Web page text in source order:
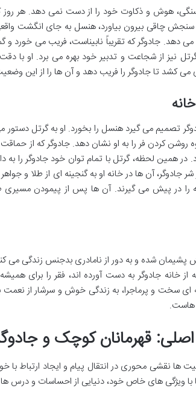
هوش و ذکاوت خود را از دست نمی دهد. هر روز که
چاقی بیرون بیاورد، هنسل به جای انگشت
دهد. جادوگر که تقریباً نابیناست، فریب می خورد و
نیز از شجاعت و تدبیر خود بهره می برد. او با
می کشد تا جادوگر را فریب دهد و آن ها را از این
تصمیم می گیرد هنسل را بخورد. او به گرتل دستور
روشن کردن فر را به او نشان دهد. جادوگر که از
در همین لحظه، گرتل با تمام توان خود جادوگر
آن ها در خانه او به گنجینه ای از طلا و
را در پیش می گیرند. آن ها پس از پیمودن مسیری
پشیمان شده و به دور از نامادری بدجنس زندگی
از خانه جادوگر به دست آورده اند، فقر را برای
سخت و پرماجرا، به زندگی خوش و سرشار از نعمت
هاست.
قهرمانان کوچک و
نقشی محوری در انتقال پیام و ایجاد ارتباط با
ویژگی های خاص خود، دنیایی از احساسات و درس ها